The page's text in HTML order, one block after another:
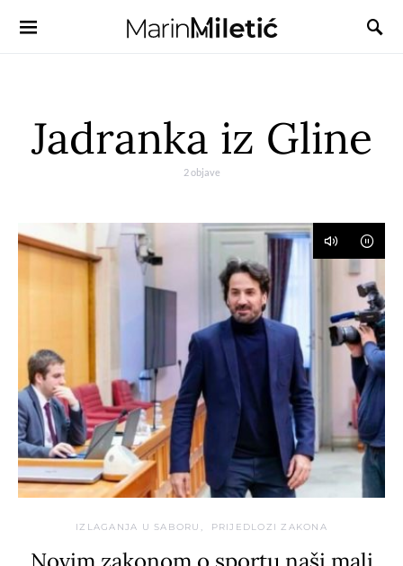
Jadranka iz Gline
2 objave
IZLAGANJA U SABORU PRIJEDLOZI ZAKONA